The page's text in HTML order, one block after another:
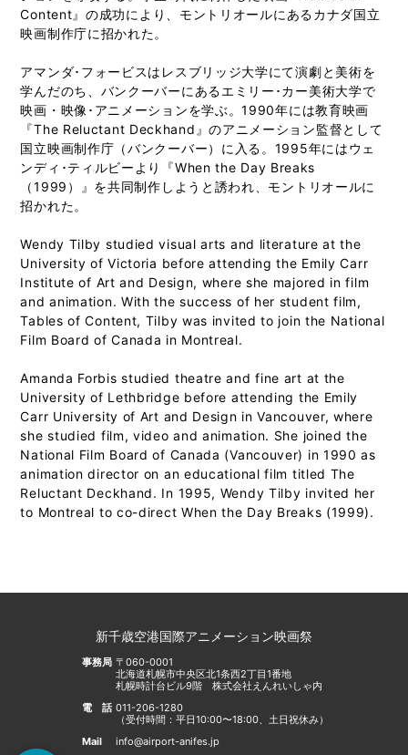
Content』の成功により、モントリオールにあるカナダ国立
映画制作庁に招かれた。
アマンダ･フォービスはレスブリッジ大学にて演劇と美術を
学んだのち、バンクーバーにあるエミリー･カー美術大学で
映画・映像･アニメーションを学ぶ。1990年には教育映画
『The Reluctant Deckhand』のアニメーション監督として
国立映画制作庁（バンクーバー）に入る。1995年にはウェ
ンディ･ティルビーより『When the Day Breaks
（1999）』を共同制作しようと誘われ、モントリオールに
招かれた。
Wendy Tilby studied visual arts and literature at the
University of Victoria before attending the Emily Carr
Institute of Art and Design, where she majored in film
and animation. With the success of her student film,
Tables of Content, Tilby was invited to join the National
Film Board of Canada in Montreal.
Amanda Forbis studied theatre and fine art at the
University of Lethbridge before attending the Emily
Carr University of Art and Design in Vancouver, where
she studied film, video and animation. She joined the
National Film Board of Canada (Vancouver) in 1990 as
animation director on an educational film titled The
Reluctant Deckhand. In 1995, Wendy Tilby invited her
to Montreal to co-direct When the Day Breaks (1999).
新千歳空港国際アニメーション映画祭
事務局 〒060-0001
北海道札幌市中央区北1条西2丁目1番地
札幌時計台ビル9階 株式会社えんれいしゃ内
電話 011-206-1280
（受付時間：平日10:00〜18:00、土日祝休み）
Mail
info@airport-anifes.jp